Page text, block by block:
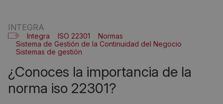
INTEGRA
Integra ISO 22301
Normas
Sistema de Gestión de la Continuidad del Negocio
Sistemas de gestión
¿conoces la importancia de la
norma iso 22301?